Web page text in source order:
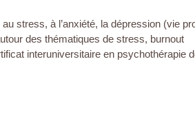
stress, à l’anxiété, la dépression (vie
des thématiques de stress, burnout
interuniversitaire en psychothérapie